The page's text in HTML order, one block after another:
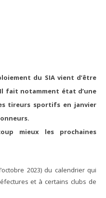
du SIA vient d’être
fait notamment état d’une
tireurs sportifs en janvier
mieux les prochaines
2023) du calendrier qui
et à certains clubs de